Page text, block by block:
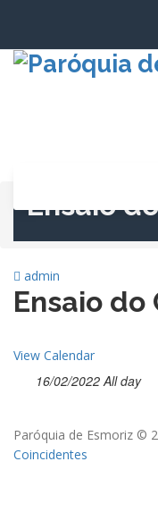
conteúdo
Ensaio
admin
Ensaio do
View Calendar
16/02/2022 All day
Paróquia de Esmoriz ©
Coincidentes